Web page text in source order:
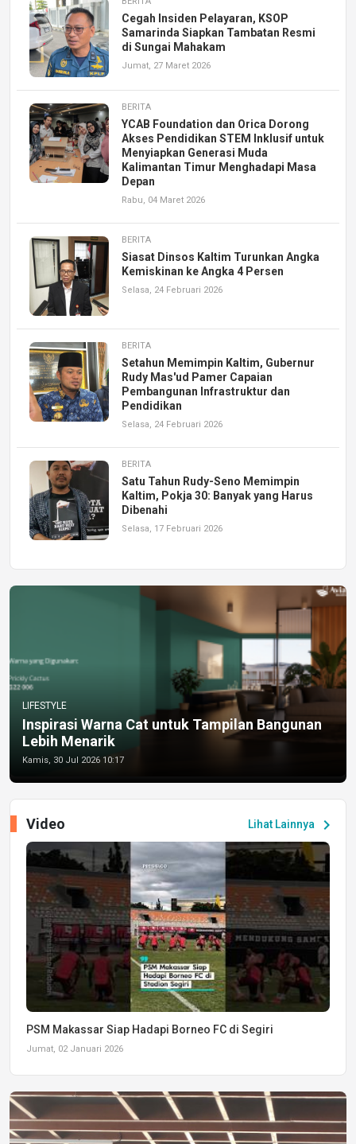
Cegah Insiden Pelayaran, KSOP
Samarinda Siapkan Tambatan Resmi
di Sungai Mahakam
Jumat, 27 Maret 2026
BERITA
YCAB Foundation dan Orica Dorong
Akses Pendidikan STEM Inklusif untuk
Menyiapkan Generasi Muda
Kalimantan Timur Menghadapi Masa
Depan
Rabu, 04 Maret 2026
BERITA
Siasat Dinsos Kaltim Turunkan Angka
Kemiskinan ke Angka 4 Persen
Selasa, 24 Februari 2026
BERITA
Setahun Memimpin Kaltim, Gubernur
Rudy Mas'ud Pamer Capaian
Pembangunan Infrastruktur dan
Pendidikan
Selasa, 24 Februari 2026
BERITA
Satu Tahun Rudy-Seno Memimpin
Kaltim, Pokja 30: Banyak yang Harus
Dibenahi
Selasa, 17 Februari 2026
LIFESTYLE
Inspirasi Warna Cat untuk Tampilan Bangunan
Lebih Menarik
Kamis, 30 Jul 2026 10:17
Lihat Lainnya chevron_right
Video
PSM Makassar Siap Hadapi Borneo FC di Segiri
Jumat, 02 Januari 2026